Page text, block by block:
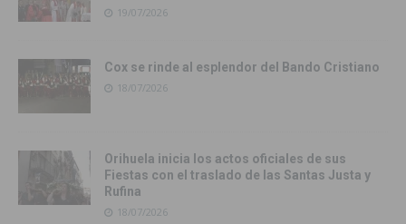
19/07/2026
Cox se rinde al esplendor del Bando Cristiano
18/07/2026
Orihuela inicia los actos oficiales de sus
Fiestas con el traslado de las Santas Justa y
Rufina
18/07/2026